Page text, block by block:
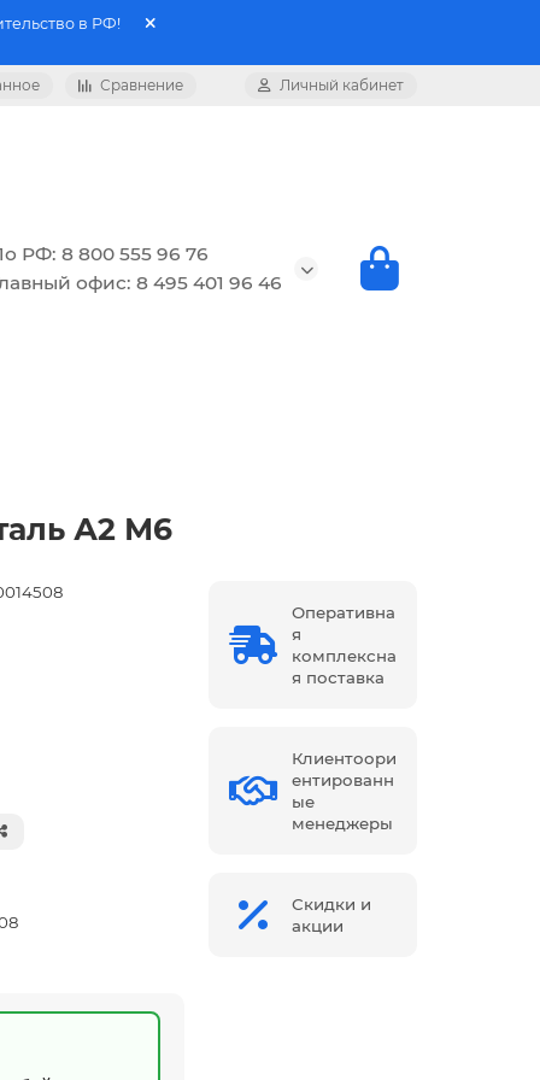
в РФ!
Сравнение Личный кабинет
РФ: 8 800 555 96 76
офис: 8 495 401 96 46
А2 М6
Оперативна
я
комплексна
я поставка
Клиентоори
ентированн
ые
менеджеры
Скидки и
акции